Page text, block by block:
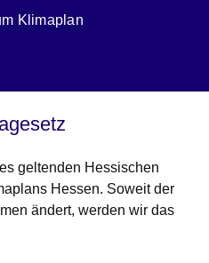
Klimaplan
geltenden Hessischen
Hessen. Soweit der
ändert, werden wir das